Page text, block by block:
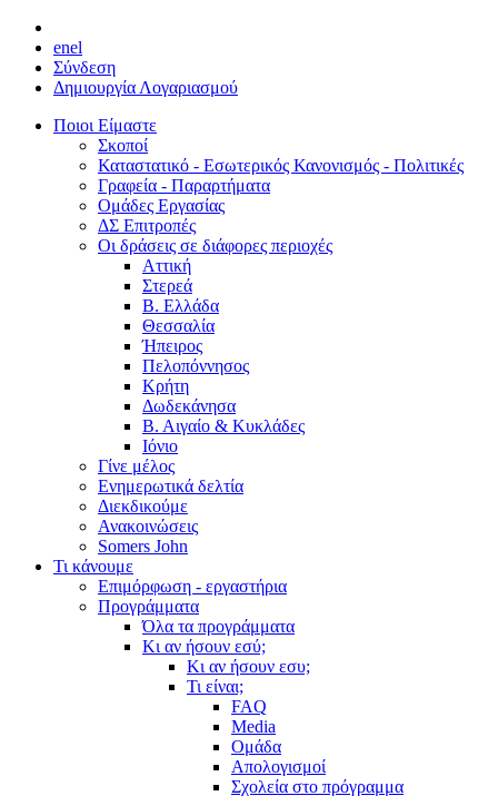
enel
Σύνδεση
Δημιουργία Λογαριασμού
Ποιοι Είμαστε
Σκοποί
Καταστατικό - Εσωτερικός Κανονισμός - Πολιτικές
Γραφεία - Παραρτήματα
Ομάδες Εργασίας
ΔΣ Επιτροπές
Οι δράσεις σε διάφορες περιοχές
Αττική
Στερεά
Β. Ελλάδα
Θεσσαλία
Ήπειρος
Πελοπόννησος
Κρήτη
Δωδεκάνησα
Β. Αιγαίο & Κυκλάδες
Ιόνιο
Γίνε μέλος
Ενημερωτικά δελτία
Διεκδικούμε
Ανακοινώσεις
Somers John
Τι κάνουμε
Επιμόρφωση - εργαστήρια
Προγράμματα
Όλα τα προγράμματα
Κι αν ήσουν εσύ;
Κι αν ήσουν εσυ;
Τι είναι;
FAQ
Media
Ομάδα
Απολογισμοί
Σχολεία στο πρόγραμμα